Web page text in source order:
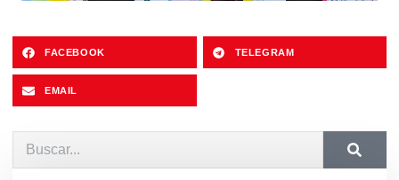
FACEBOOK TELEGRAM
EMAIL